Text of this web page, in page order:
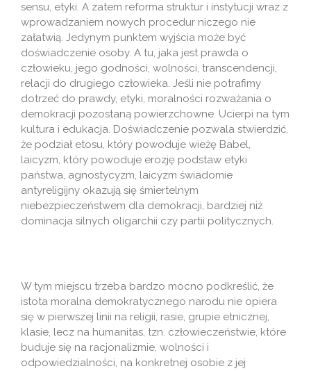
sensu, etyki. A zatem reforma struktur i instytucji wraz z
wprowadzaniem nowych procedur niczego nie
załatwią. Jedynym punktem wyjścia może być
doświadczenie osoby. A tu, jaka jest prawda o
człowieku, jego godności, wolności, transcendencji,
relacji do drugiego człowieka. Jeśli nie potrafimy
dotrzeć do prawdy, etyki, moralności rozważania o
demokracji pozostaną powierzchowne. Ucierpi na tym
kultura i edukacja. Doświadczenie pozwala stwierdzić,
że podział etosu, który powoduje wieżę Babel,
laicyzm, który powoduje erozję podstaw etyki
państwa, agnostycyzm, laicyzm świadomie
antyreligijny okazują się śmiertelnym
niebezpieczeństwem dla demokracji, bardziej niż
dominacja silnych oligarchii czy partii politycznych.
W tym miejscu trzeba bardzo mocno podkreślić, że
istota moralna demokratycznego narodu nie opiera
się w pierwszej linii na religii, rasie, grupie etnicznej,
klasie, lecz na humanitas, tzn. człowieczeństwie, które
buduje się na racjonalizmie, wolności i
odpowiedzialności, na konkretnej osobie z jej